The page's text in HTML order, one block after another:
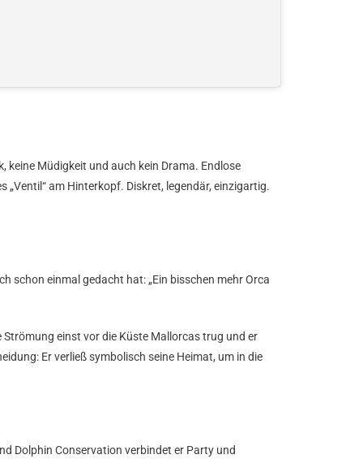
keine Müdigkeit und auch kein Drama. Endlose
am Hinterkopf. Diskret, legendär, einzigartig.
schon einmal gedacht hat: „Ein bisschen mehr Orca
einst vor die Küste Mallorcas trug und er
Er verließ symbolisch seine Heimat, um in die
Dolphin Conservation verbindet er Party und